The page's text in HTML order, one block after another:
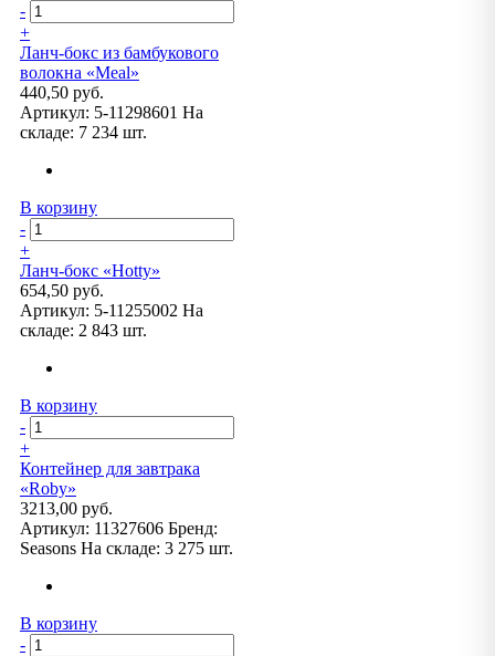
-
+
Ланч-бокс из бамбукового
волокна «Meal»
440,50 руб.
Артикул: 5-11298601 На
складе: 7 234 шт.
В корзину
-
+
Ланч-бокс «Hotty»
654,50 руб.
Артикул: 5-11255002 На
складе: 2 843 шт.
В корзину
-
+
Контейнер для завтрака
«Roby»
3213,00 руб.
Артикул: 11327606 Бренд:
Seasons На складе: 3 275 шт.
В корзину
-